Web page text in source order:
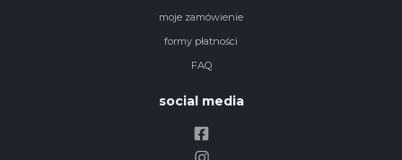
moje zamówienie
formy płatności
FAQ
social media